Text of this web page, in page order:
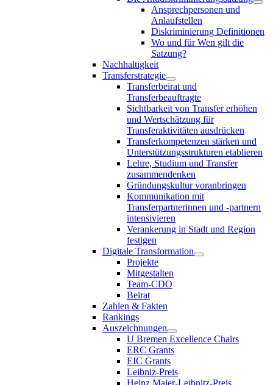
Ansprechpersonen und
Anlaufstellen
Diskriminierung Definitionen
Wo und für Wen gilt die
Satzung?
Nachhaltigkeit
Transferstrategie
Transferbeirat und
Transferbeauftragte
Sichtbarkeit von Transfer erhöhen
und Wertschätzung für
Transferaktivitäten ausdrücken
Transferkompetenzen stärken und
Unterstützungsstrukturen etablieren
Lehre, Studium und Transfer
zusammendenken
Gründungskultur voranbringen
Kommunikation mit
Transferpartnerinnen und -partnern
intensivieren
Verankerung in Stadt und Region
festigen
Digitale Transformation
Projekte
Mitgestalten
Team-CDO
Beirat
Zahlen & Fakten
Rankings
Auszeichnungen
U Bremen Excellence Chairs
ERC Grants
EIC Grants
Leibniz-Preis
Heinz Maier-Leibnitz-Preis